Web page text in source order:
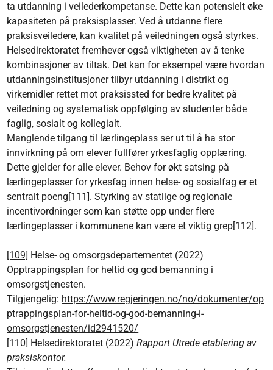
ta utdanning i veilederkompetanse. Dette kan potensielt øke
kapasiteten på praksisplasser. Ved å utdanne flere
praksisveiledere, kan kvalitet på veiledningen også styrkes.
Helsedirektoratet fremhever også viktigheten av å tenke
kombinasjoner av tiltak. Det kan for eksempel være hvordan
utdanningsinstitusjoner tilbyr utdanning i distrikt og
virkemidler rettet mot praksissted for bedre kvalitet på
veiledning og systematisk oppfølging av studenter både
faglig, sosialt og kollegialt.
Manglende tilgang til lærlingeplass ser ut til å ha stor
innvirkning på om elever fullfører yrkesfaglig opplæring.
Dette gjelder for alle elever. Behov for økt satsing på
lærlingeplasser for yrkesfag innen helse- og sosialfag er et
sentralt poeng [111]. Styrking av statlige og regionale
incentivordninger som kan støtte opp under flere
lærlingeplasser i kommunene kan være et viktig grep[112].
[109] Helse- og omsorgsdepartementet (2022)
Opptrappingsplan for heltid og god bemanning i
omsorgstjenesten.
Tilgjengelig: https://www.regjeringen.no/no/dokumenter/op
ptrappingsplan-for-heltid-og-god-bemanning-i-
omsorgstjenesten/id2941520/
[110] Helsedirektoratet (2022)Rapport Utrede etablering av
praksiskontor.